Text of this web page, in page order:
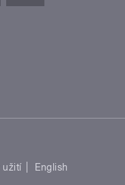
užití
English